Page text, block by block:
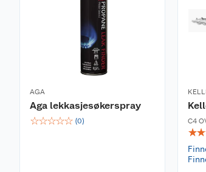
AGA
Aga lekkasjesøkerspray
☆☆☆☆☆ (0) C4
☆☆